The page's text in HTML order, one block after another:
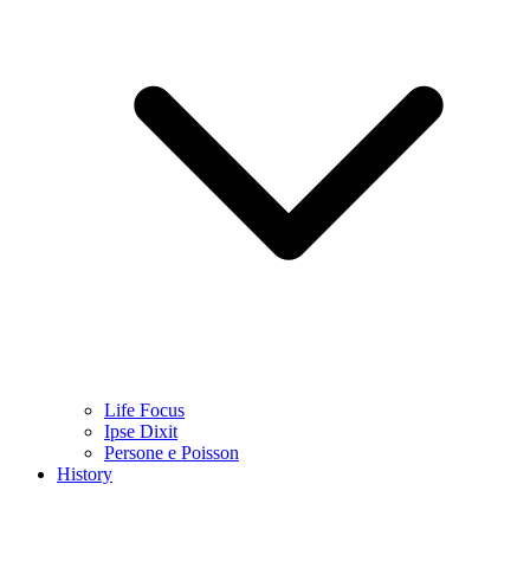
Life Focus
Ipse Dixit
Persone e Poisson
History